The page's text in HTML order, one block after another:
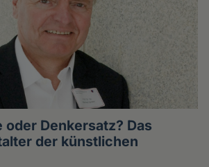
oder Denkersatz? Das
der künstlichen